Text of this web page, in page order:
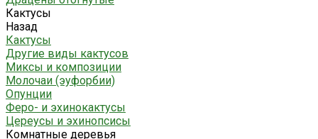
Кактусы
Назад
Кактусы
Другие виды кактусов
Миксы и композиции
Молочаи (эуфорбии)
Опунции
Феро- и эхинокактусы
Цереусы и эхинопсисы
Комнатные деревья